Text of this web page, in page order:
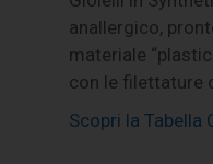
anallergico,
materiale
con le filettature
Scopri la Tabella